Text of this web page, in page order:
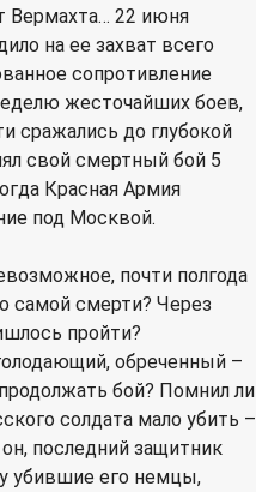
Вермахта… 22 июня
на ее захват всего
сопротивление
жесточайших боев,
сражались до глубокой
свой смертный бой 5
Красная Армия
под Москвой.
почти полгода
самой смерти? Через
пройти?
обреченный –
бой? Помнил ли
солдата мало убить –
последний защитник
убившие его немцы,